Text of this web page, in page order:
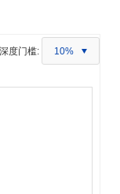
深度门槛: 10%